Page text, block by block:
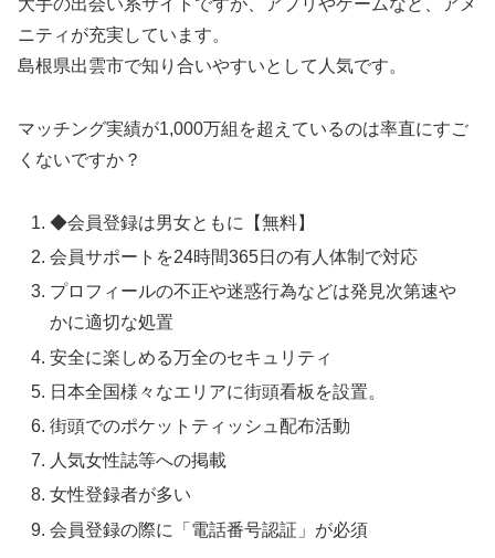
大手の出会い系サイトですが、アプリやゲームなど、アメ
ニティが充実しています。
島根県出雲市で知り合いやすいとして人気です。
マッチング実績が1,000万組を超えているのは率直にすご
くないですか？
◆会員登録は男女ともに【無料】
会員サポートを24時間365日の有人体制で対応
プロフィールの不正や迷惑行為などは発見次第速や
かに適切な処置
安全に楽しめる万全のセキュリティ
日本全国様々なエリアに街頭看板を設置。
街頭でのポケットティッシュ配布活動
人気女性誌等への掲載
女性登録者が多い
会員登録の際に「電話番号認証」が必須